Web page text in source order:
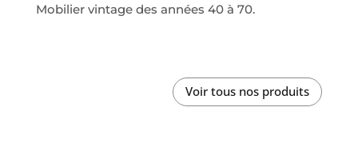
Mobilier vintage des années 40 à 70.
Voir tous nos produits